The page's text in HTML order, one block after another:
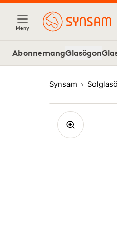
Meny
AbonnemangGlasögon
Synsam